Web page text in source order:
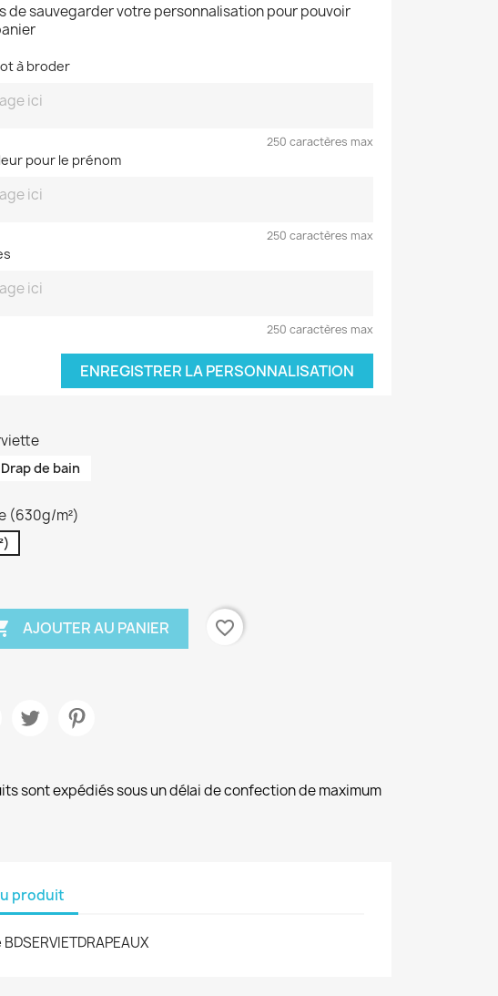
de sauvegarder votre personnalisation pour pouvoir
à broder
250 caractères max
pour le prénom
250 caractères max
250 caractères max
ENREGISTRER LA PERSONNALISATION
Drap de bain
(630g/m²)
AJOUTER AU PANIER
favorite_border
sont expédiés sous un délai de confection de maximum
produit
BDSERVIETDRAPEAUX